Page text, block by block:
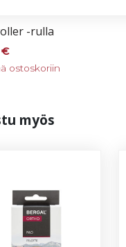
-rul­la
€
ostoskoriin
myös